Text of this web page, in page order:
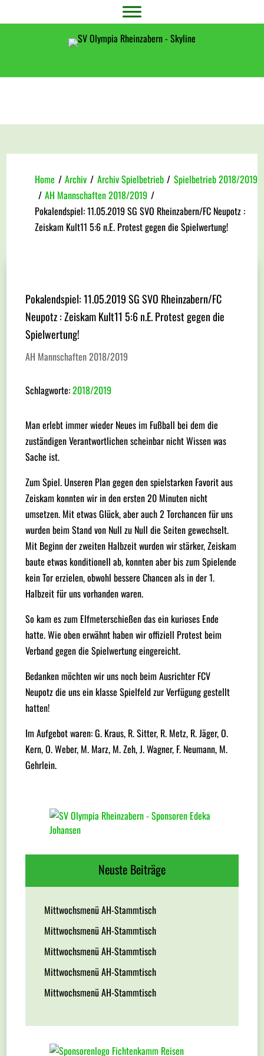
Home / Archiv / Archiv Spielbetrieb / Spielbetrieb 2018/2019
/ AH Mannschaften 2018/2019 /
Pokalendspiel: 11.05.2019 SG SVO Rheinzabern/FC Neupotz :
Zeiskam Kult11 5:6 n.E. Protest gegen die Spielwertung!
Pokalendspiel: 11.05.2019 SG SVO Rheinzabern/FC
Neupotz : Zeiskam Kult11 5:6 n.E. Protest gegen die
Spielwertung!
AH Mannschaften 2018/2019
Schlagworte:2018/2019
Man erlebt immer wieder Neues im Fußball bei dem die
zuständigen Verantwortlichen scheinbar nicht Wissen was
Sache ist.
Zum Spiel. Unseren Plan gegen den spielstarken Favorit aus
Zeiskam konnten wir in den ersten 20 Minuten nicht
umsetzen. Mit etwas Glück, aber auch 2 Torchancen für uns
wurden beim Stand von Null zu Null die Seiten gewechselt.
Mit Beginn der zweiten Halbzeit wurden wir stärker, Zeiskam
baute etwas konditionell ab, konnten aber bis zum Spielende
kein Tor erzielen, obwohl bessere Chancen als in der 1.
Halbzeit für uns vorhanden waren.
So kam es zum Elfmeterschießen das ein kurioses Ende
hatte. Wie oben erwähnt haben wir offiziell Protest beim
Verband gegen die Spielwertung eingereicht.
Bedanken möchten wir uns noch beim Ausrichter FCV
Neupotz die uns ein klasse Spielfeld zur Verfügung gestellt
hatten!
Im Aufgebot waren: G. Kraus, R. Sitter, R. Metz, R. Jäger, O.
Kern, O. Weber, M. Marz, M. Zeh, J. Wagner, F. Neumann, M.
Gehrlein.
Neuste Beiträge
Mittwochsmenü AH-Stammtisch
Mittwochsmenü AH-Stammtisch
Mittwochsmenü AH-Stammtisch
Mittwochsmenü AH-Stammtisch
Mittwochsmenü AH-Stammtisch